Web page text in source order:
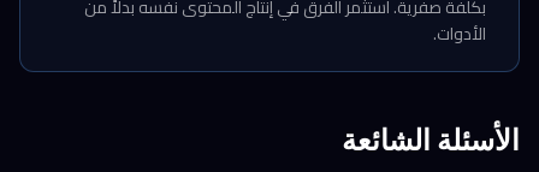
بكلفة صفرية. استثمر الفرق في إنتاج المحتوى نفسه بدلاً من
الأدوات.
الأسئلة الشائعة